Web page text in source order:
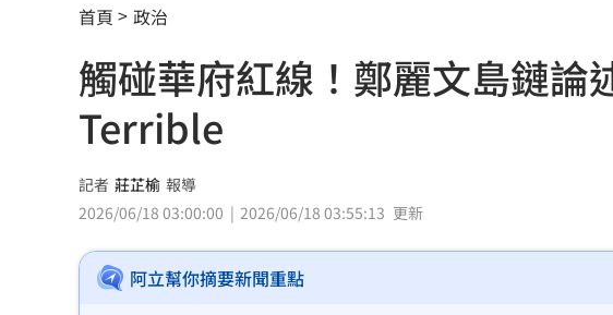
新莊路面破裂成溪流 當地702戶無水可用
白海豚颱風直撲馬祖 ！台電啟動防颱整備 15:57
狄志為揭遺憾 忙接電話錯過父最後一句話
農水署餐會喊凍蒜？黃世杰競辦反擊藍委
冷氣連開數個月沒壞 台電示警1事恐傷荷包
河智媛遭疑不尊重文化 經紀公司回應了
首頁 政治
觸碰華府紅線！鄭麗文島鏈論
Terrible
記者 莊芷榆 報導
2026/06/18 03:00:00
2026/06/18 03:55:13 更新
阿立幫你摘要新聞重點